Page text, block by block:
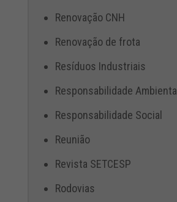
Renovação CNH
Renovação de frota
Resíduos Industriais
Responsabilidade Ambiental
Responsabilidade Social
Reunião
Revista SETCESP
Rodovias